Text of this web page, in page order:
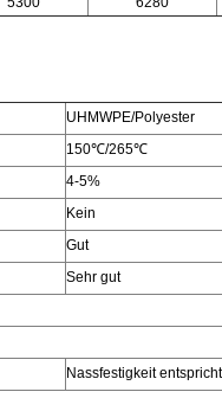
UHMWPE/Polyester
150℃/265℃
4-5%
Kein
Gut
Sehr gut
Nassfestigkeit